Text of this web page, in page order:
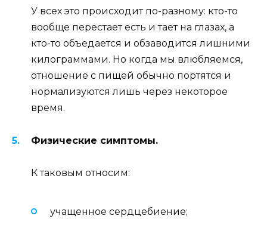
У всех это происходит по-разному: кто-то
вообще перестает есть и тает на глазах, а
кто-то объедается и обзаводится лишними
килограммами. Но когда мы влюбляемся,
отношение с пищей обычно портятся и
нормализуются лишь через некоторое
время.
Физические симптомы.
К таковым относим:
учащенное сердцебиение;